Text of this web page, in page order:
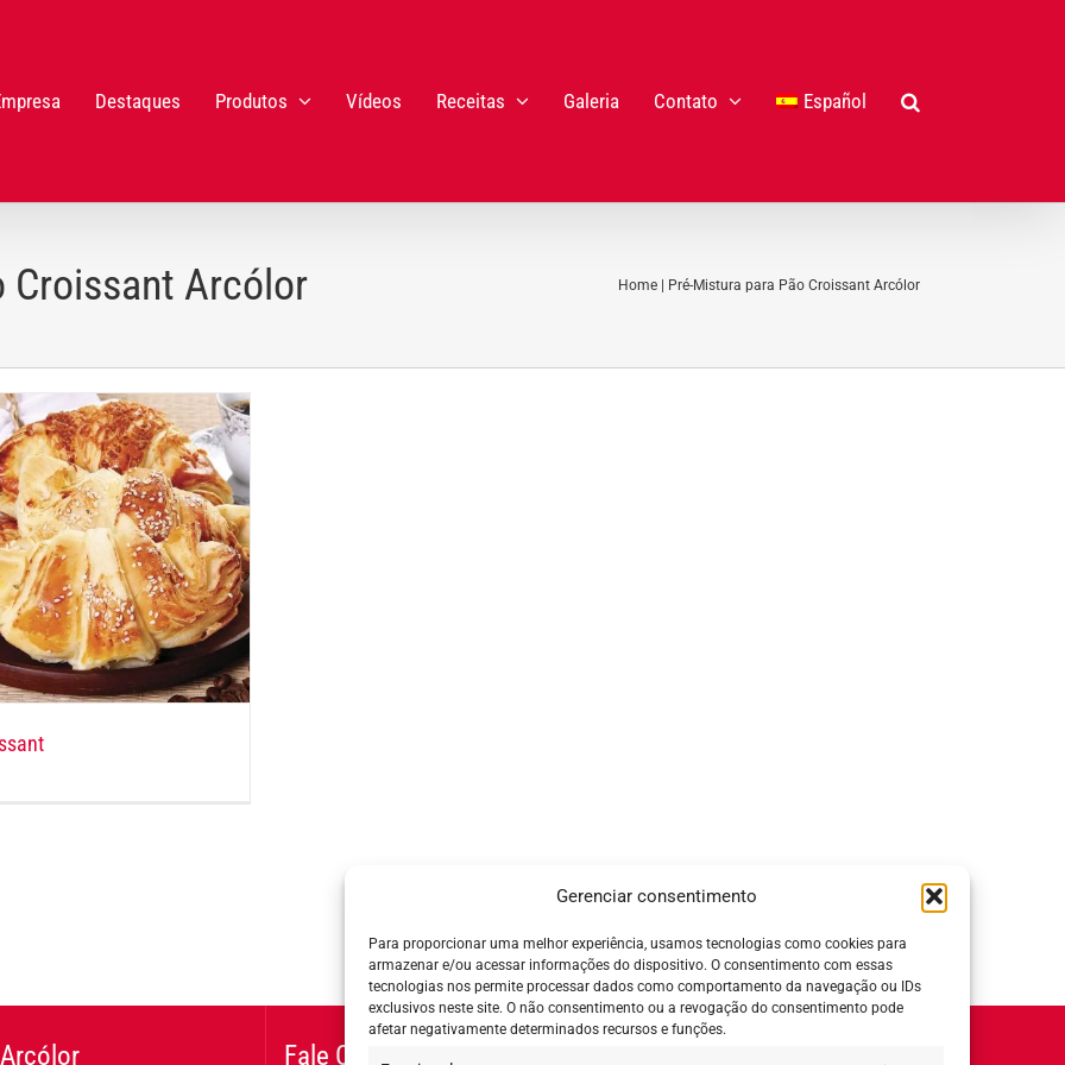
Gerenciar consentimento
Para proporcionar uma melhor experiência, usamos tecnologias como cookies para
armazenar e/ou acessar informações do dispositivo. O consentimento com essas
tecnologias nos permite processar dados como comportamento da navegação ou IDs
exclusivos neste site. O não consentimento ou a revogação do consentimento pode
afetar negativamente determinados recursos e funções.
Destaques Produtos Vídeos Receitas Galeria Contato Español
Croissant Arcólor Home Pré-Mistura para Pão Croissant Arcólor
Fale Conosco